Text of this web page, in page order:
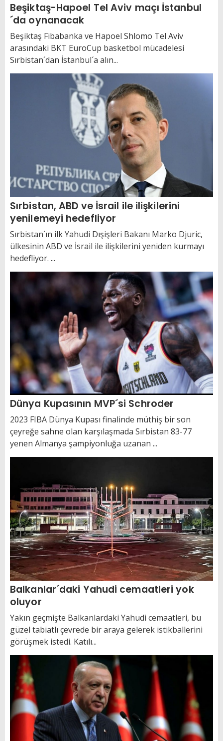
Beşiktaş-Hapoel Tel Aviv maçı İstanbul
´da oynanacak
Beşiktaş Fibabanka ve Hapoel Shlomo Tel Aviv
arasındaki BKT EuroCup basketbol mücadelesi
Sırbistan´dan İstanbul´a alın...
Sırbistan, ABD ve İsrail ile ilişkilerini
yenilemeyi hedefliyor
Sırbistan´ın ilk Yahudi Dışişleri Bakanı Marko Djuric,
ülkesinin ABD ve İsrail ile ilişkilerini yeniden kurmayı
hedefliyor. ...
Dünya Kupasının MVP´si Schroder
2023 FIBA Dünya Kupası finalinde müthiş bir son
çeyreğe sahne olan karşılaşmada Sırbistan 83-77
yenen Almanya şampiyonluğa uzanan ...
Balkanlar´daki Yahudi cemaatleri yok
oluyor
Yakın geçmişte Balkanlardaki Yahudi cemaatleri, bu
güzel tabiatlı çevrede bir araya gelerek istikballerini
görüşmek istedi. Katılı...